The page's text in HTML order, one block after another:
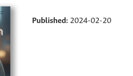
Published: 2024-02-20